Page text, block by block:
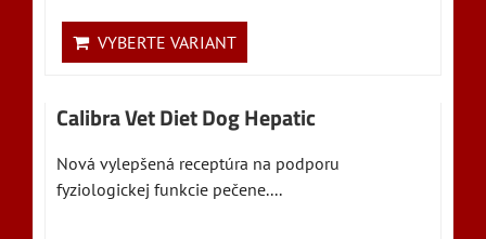
VYBERTE VARIANT
Calibra Vet Diet Dog Hepatic
Nová vylepšená receptúra na podporu
fyziologickej funkcie pečene....